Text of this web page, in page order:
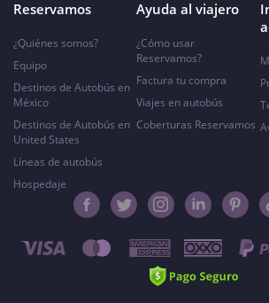
Reservamos
¿Quiénes somos?
Equipo
Destinos de Autobús en
México
Destinos de Autobús en
United States
Líneas de autobús
Hospedaje
Ayuda al viajero
¿Cómo usar
Reservamos?
Factura tu compra
Viajes en autobús
Coberturas Reservamos